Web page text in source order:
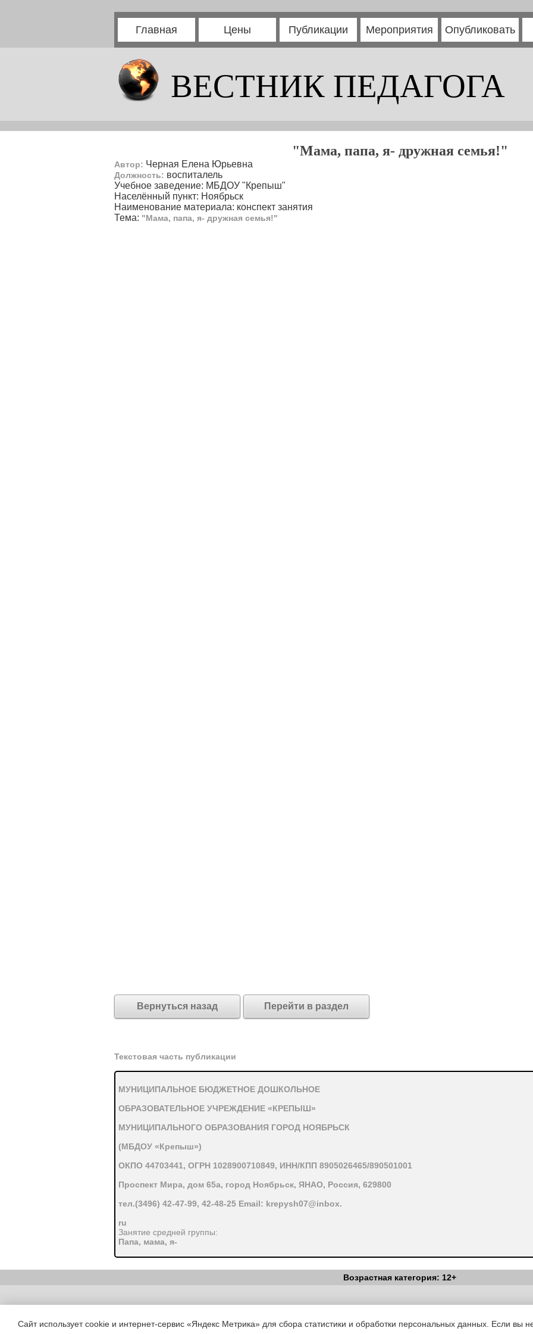
Главная Цены Публикации Мероприятия Опубликовать
ВЕСТНИК ПЕДАГОГА
"Мама, папа, я- дружная семья!"
Автор: Черная Елена Юрьевна
Должность: воспиталель
Учебное заведение: МБДОУ "Крепыш"
Населённый пункт: Ноябрьск
Наименование материала: конспект занятия
Тема: "Мама, папа, я- дружная семья!"
Вернуться назад Перейти в раздел
Текстовая часть публикации
МУНИЦИПАЛЬНОЕ БЮДЖЕТНОЕ ДОШКОЛЬНОЕ
ОБРАЗОВАТЕЛЬНОЕ УЧРЕЖДЕНИЕ «КРЕПЫШ»
МУНИЦИПАЛЬНОГО ОБРАЗОВАНИЯ ГОРОД НОЯБРЬСК
(МБДОУ «Крепыш»)
ОКПО 44703441, ОГРН 1028900710849, ИНН/КПП 8905026465/890501001
Проспект Мира, дом 65а, город Ноябрьск, ЯНАО, Россия, 629800
тел.(3496) 42-47-99, 42-48-25 Email: krepysh07@inbox.
ru
Занятие средней группы:
Папа, мама, я-
дружная семья.
Составила: Черная Е.Ю.
Орг.момент. Собрались все дети в круг, Я твой Друг и ты мой Друг, Крепко за руки возьмемся, И друг
У дома есть дверь, на двери замок. Кто б открыть его смог? Тут-тук, тук-тук, тук-тук, тук, открывайте я
Возрастная категория: 12+
Copyright (c) |Вестник Педагога|Об издании|Условия|Политика
Сайт использует cookie и интернет-сервис «Яндекс Метрика» для сбора статистики и обработки персональных данных. Если вы